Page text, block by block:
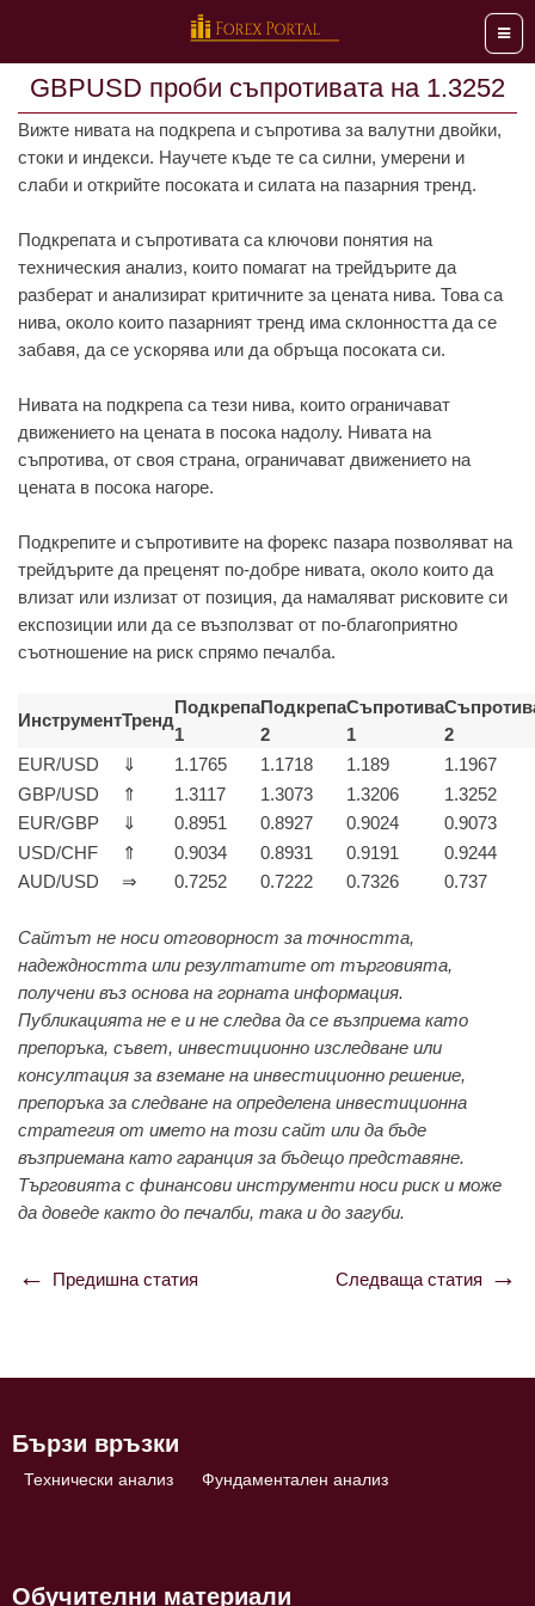
Меню
GBPUSD проби съпротивата на 1.3252
Вижте нивата на подкрепа и съпротива за валутни двойки,
стоки и индекси. Научете къде те са силни, умерени и
слаби и открийте посоката и силата на пазарния тренд.
Подкрепата и съпротивата са ключови понятия на
техническия анализ, които помагат на трейдърите да
разберат и анализират критичните за цената нива. Това са
нива, около които пазарният тренд има склонността да се
забавя, да се ускорява или да обръща посоката си.
Нивата на подкрепа са тези нива, които ограничават
движението на цената в посока надолу. Нивата на
съпротива, от своя страна, ограничават движението на
цената в посока нагоре.
Подкрепите и съпротивите на форекс пазара позволяват на
трейдърите да преценят по-добре нивата, около които да
влизат или излизат от позиция, да намаляват рисковите си
експозиции или да се възползват от по-благоприятно
съотношение на риск спрямо печалба.
ИнструментТренд
Подкрепа
1
Подкрепа
2
Съпротива
1
2
EUR/USD
⇓ 1.1765 1.1718 1.189
1.1967
GBP/USD
⇑ 1.3117 1.3073 1.3206
1.3252
EUR/GBP
⇓ 0.8951 0.8927 0.9024
0.9073
USD/CHF
⇑ 0.9034 0.8931 0.9191
0.9244
AUD/USD
⇒ 0.7252 0.7222 0.7326 0.737
Сайтът не носи отговорност за точността,
надеждността или резултатите от търговията,
получени въз основа на горната информация.
Публикацията не е и не следва да се възприема като
препоръка, съвет, инвестиционно изследване или
консултация за вземане на инвестиционно решение,
препоръка за следване на определена инвестиционна
стратегия от името на този сайт или да бъде
възприемана като гаранция за бъдещо представяне.
Търговията с финансови инструменти носи риск и може
да доведе както до печалби, така и до загуби.
Навигация
Предишна статия Следваща статия
Бързи връзки
Технически анализ Фундаментален анализ
Обучителни материали